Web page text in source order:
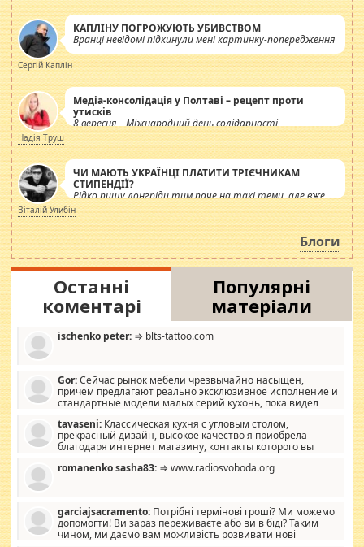
КАПЛІНУ ПОГРОЖУЮТЬ УБИВСТВОМ
Вранці невідомі підкинули мені картинку-попередження
Сергій Каплін
Медіа-консолідація у Полтаві – рецепт проти
утисків
8 вересня – Міжнародний день солідарності
журналістів.
Надія Труш
ЧИ МАЮТЬ УКРАЇНЦІ ПЛАТИТИ ТРІЄЧНИКАМ
СТИПЕНДІЇ?
Рідко пишу лонгріди тим паче на такі теми, але вже
просто дістало! Обурюють сьогоднішні інсенуації
навколо стипендіального питання. Штучно
роздувається ще одна соціальна катастрофа.
Віталій Улибін
Блоги
Останні
коментарі
Популярні
матеріали
ischenko peter: ⇒ blts-tattoo.com
Gor:Сейчас рынок мебели чрезвычайно насыщен,
причем предлагают реально эксклюзивное исполнение и
стандартные модели малых серий кухонь, пока видел
стандартные формы, в MebelOk, креативненько и что главное -
со вкусом все в порядке, без ненужных наворотов удорожающих
мебель, а это не последний фактор.
tavaseni: Классическая кухня с угловым столом,
прекрасный дизайн, высокое качество я приобрела
благодаря интернет магазину, контакты которого вы
romanenko sasha83: ⇒ www.radiosvoboda.org
garciajsacramento: Потрібні термінові гроші? Ми можемо
допомогти! Ви зараз переживаєте або ви в біді? Таким
чином, ми даємо вам можливість розвивати нові